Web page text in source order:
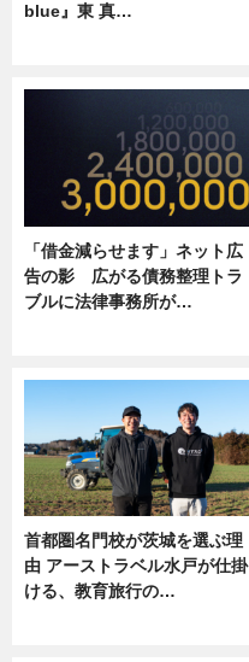
blue』東 真…
「借金減らせます」ネット広
告の影 広がる債務整理トラ
ブルに法律事務所が…
首都圏名門校が茨城を選ぶ理
由 アーストラベル水戸が仕掛
ける、教育旅行の…